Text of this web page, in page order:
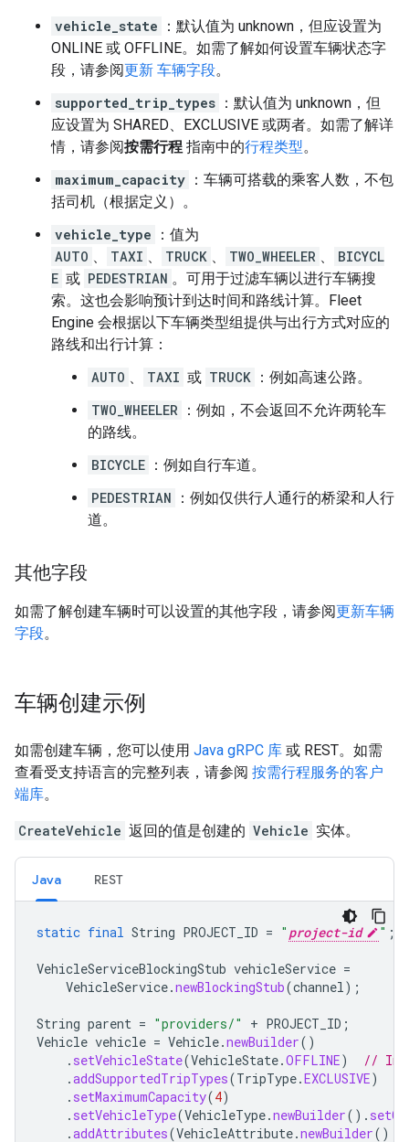
vehicle_state
：默认值为 unknown，但应设置为
ONLINE 或 OFFLINE。如需了解如何设置车辆状态字
段，请参阅更新 车辆字段。
supported_trip_types ：默认值为 unknown，但
应设置为 SHARED、EXCLUSIVE 或两者。如需了解详
情，请参阅按需行程 指南中的行程类型。
maximum_capacity ：车辆可搭载的乘客人数，不包
括司机（根据定义）。
vehicle_type
：值为
AUTO 、 TAXI 、 TRUCK 、 TWO_WHEELER 、
BICYCL
E 或 PEDESTRIAN 。可用于过滤车辆以进行车辆搜
索。这也会影响预计到达时间和路线计算。Fleet
Engine 会根据以下车辆类型组提供与出行方式对应的
路线和出行计算：
AUTO 、 TAXI 或 TRUCK ：例如高速公路。
TWO_WHEELER
：例如，不会返回不允许两轮车
的路线。
BICYCLE ：例如自行车道。
PEDESTRIAN
：例如仅供行人通行的桥梁和人行
道。
其他字段
如需了解创建车辆时可以设置的其他字段，请参阅更新车辆
字段。
车辆创建示例
如需创建车辆，您可以使用 Java gRPC 库 或 REST。如需
查看受支持语言的完整列表，请参阅 按需行程服务的客户
端库。
CreateVehicle 返回的值是创建的 Vehicle 实体。
Java REST
static final String PROJECT_ID = " project-id " ;
VehicleServiceBlockingStub vehicleService =
VehicleService.newBlockingStub(channel);
String parent = "providers/" + PROJECT_ID ;
Vehicle vehicle = Vehicle.newBuilder()
. setVehicleState(VehicleState.OFFLINE)
//
.addSupportedTripTypes(TripType.EXCLUSIVE)
. setMaximumCapacity(4)
. setVehicleType(VehicleType.newBuilder().
.addAttributes(VehicleAttribute.newBuilder()